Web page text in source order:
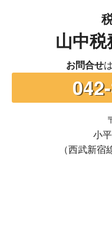
山中
お問合せ
小
（西武新宿